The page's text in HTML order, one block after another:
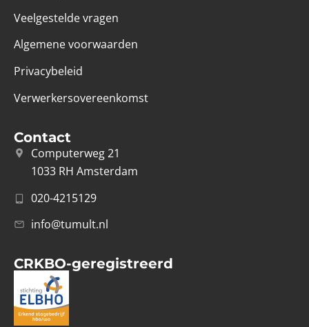
Veelgestelde vragen
Algemene voorwaarden
Privacybeleid
Verwerkersovereenkomst
Contact
Computerweg 21
1033 RH Amsterdam
020-4215129
info@tumult.nl
CRKBO-geregistreerd